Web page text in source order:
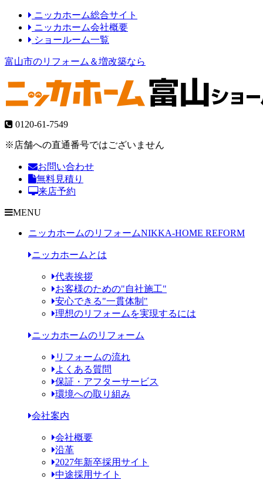
ニッカホーム総合サイト
ニッカホーム会社概要
ショールーム一覧
富山市のリフォーム＆増改築なら
0120-61-7549
※店舗への直通番号ではございません
お問い合わせ
無料見積り
来店予約
MENU
ニッカホームのリフォームNIKKA-HOME REFORM
ニッカホームとは
代表挨拶
お客様のための"自社施工"
安心できる"一貫体制"
理想のリフォームを実現するには
ニッカホームのリフォーム
リフォームの流れ
よくある質問
保証・アフターサービス
環境への取り組み
会社案内
会社概要
沿革
2027年新卒採用サイト
中途採用サイト